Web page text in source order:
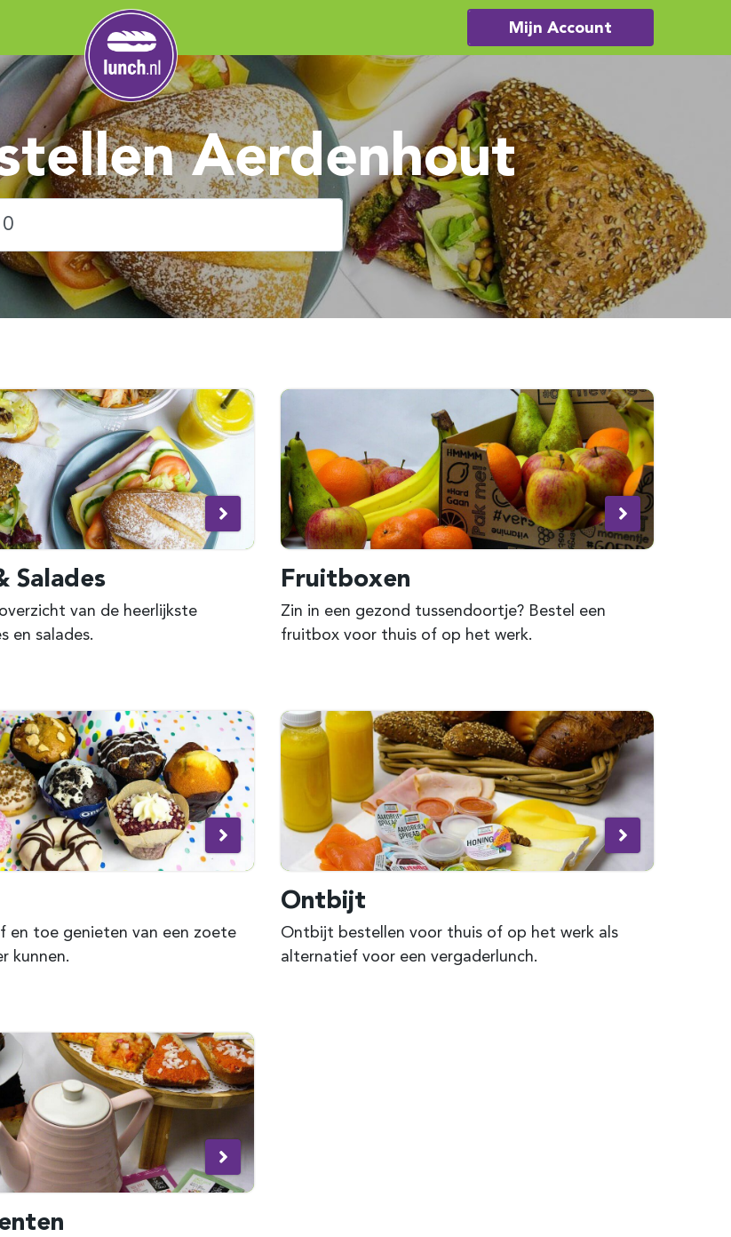
Mijn Account
Aerdenhout
Salades
van de heerlijkste
en salades.
Fruitboxen
Zin in een gezond tussendoortje? Bestel een
fruitbox voor thuis of op het werk.
en toe genieten van een zoete
kunnen.
Ontbijt
Ontbijt bestellen voor thuis of op het werk als
alternatief voor een vergaderlunch.